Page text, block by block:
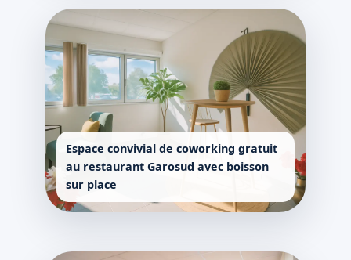
Espace convivial de coworking gratuit
au restaurant Garosud avec boisson
sur place